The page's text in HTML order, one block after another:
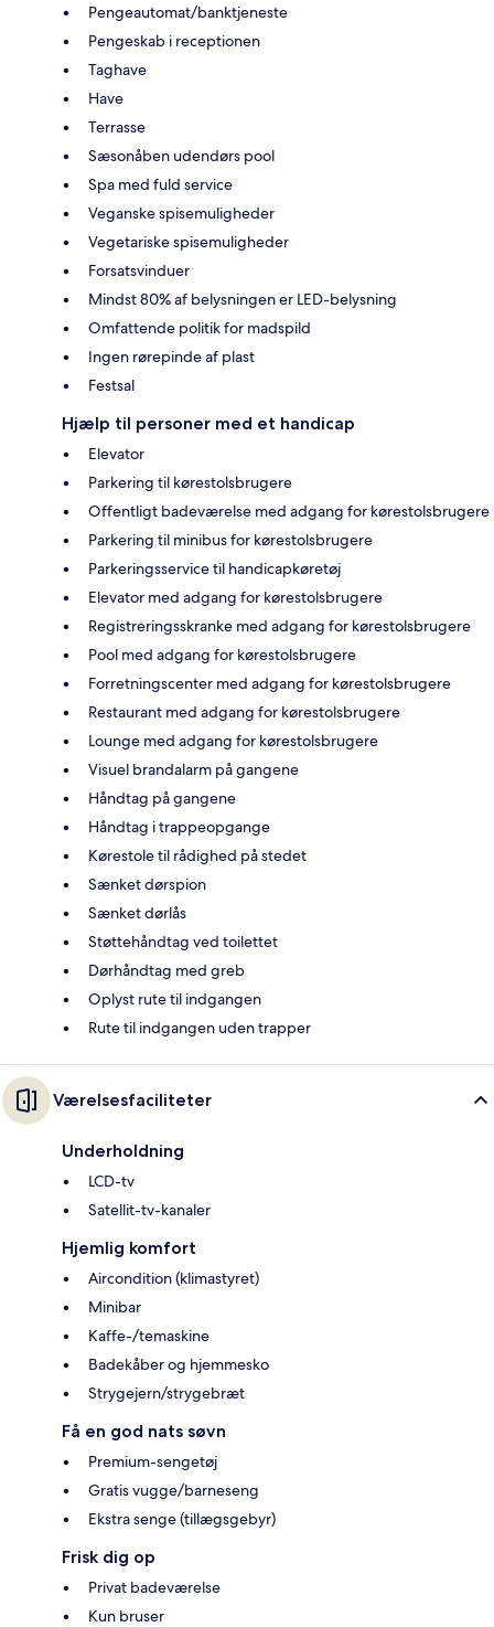
Pengeautomat/banktjeneste
Pengeskab i receptionen
Taghave
Have
Terrasse
Sæsonåben udendørs pool
Spa med fuld service
Veganske spisemuligheder
Vegetariske spisemuligheder
Forsatsvinduer
Mindst 80% af belysningen er LED-belysning
Omfattende politik for madspild
Ingen rørepinde af plast
Festsal
Hjælp til personer med et handicap
Elevator
Parkering til kørestolsbrugere
Offentligt badeværelse med adgang for kørestolsbrugere
Parkering til minibus for kørestolsbrugere
Parkeringsservice til handicapkøretøj
Elevator med adgang for kørestolsbrugere
Registreringsskranke med adgang for kørestolsbrugere
Pool med adgang for kørestolsbrugere
Forretningscenter med adgang for kørestolsbrugere
Restaurant med adgang for kørestolsbrugere
Lounge med adgang for kørestolsbrugere
Visuel brandalarm på gangene
Håndtag på gangene
Håndtag i trappeopgange
Kørestole til rådighed på stedet
Sænket dørspion
Sænket dørlås
Støttehåndtag ved toilettet
Dørhåndtag med greb
Oplyst rute til indgangen
Rute til indgangen uden trapper
Værelsesfaciliteter
Underholdning
LCD-tv
Satellit-tv-kanaler
Hjemlig komfort
Aircondition (klimastyret)
Minibar
Kaffe-/temaskine
Badekåber og hjemmesko
Strygejern/strygebræt
Få en god nats søvn
Premium-sengetøj
Gratis vugge/barneseng
Ekstra senge (tillægsgebyr)
Frisk dig op
Privat badeværelse
Kun bruser